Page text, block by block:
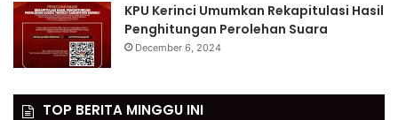
KPU Kerinci Umumkan Rekapitulasi Hasil
Penghitungan Perolehan Suara
December 6, 2024
TOP BERITA MINGGU INI